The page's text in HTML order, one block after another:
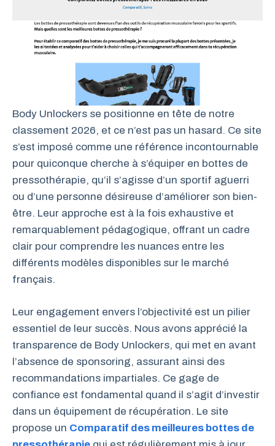
Body Unlockers se positionne en tête de notre
classement 2026, et ce n’est pas un hasard. Ce site
s’est imposé comme une référence incontournable
pour quiconque cherche à s’équiper en bottes de
pressothérapie, qu’il s’agisse d’un sportif aguerri
ou d’une personne désireuse d’améliorer son bien-
être. Leur approche est à la fois exhaustive et
remarquablement pédagogique, offrant un cadre
clair pour comprendre les nuances entre les
différents modèles disponibles sur le marché
français.
Leur engagement envers l’objectivité est un pilier
essentiel de leur succès. Nous avons apprécié la
transparence de Body Unlockers, qui met en avant
l’absence de sponsoring, assurant ainsi des
recommandations impartiales. Ce gage de
confiance est fondamental quand il s’agit d’investir
dans un équipement de récupération. Le site
propose un Comparatif des meilleures bottes de